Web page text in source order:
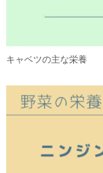
キャベツの主な栄養